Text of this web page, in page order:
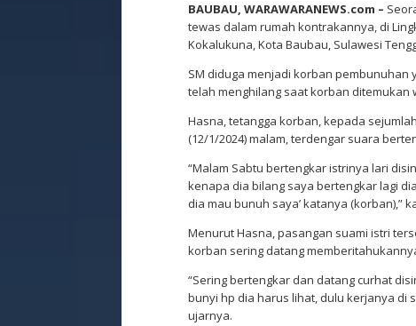
BAUBAU, WARAWARANEWS.com –
tewas dalam rumah kontrakannya, di
Kokalukuna, Kota Baubau, Sulawesi
SM diduga menjadi korban pembunuhan
telah menghilang saat korban ditemukan
Hasna, tetangga korban, kepada
(12/1/2024) malam, terdengar suara
“Malam Sabtu bertengkar istrinya lari
kenapa dia bilang saya bertengkar lagi
dia mau bunuh saya’ katanya (korban),”
Menurut Hasna, pasangan suami istri
korban sering datang
“Sering bertengkar dan datang curhat
bunyi hp dia harus lihat, dulu kerjanya di
ujarnya.